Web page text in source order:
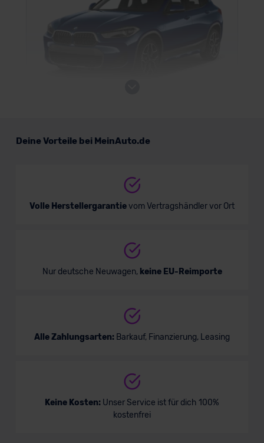
SUV/Geländewagen
Deine Vorteile bei MeinAuto.de
Volle Herstellergarantievom Vertragshändler vor Ort
Nur deutsche Neuwagen, keine EU-Reimporte
Alle Zahlungsarten: Barkauf, Finanzierung, Leasing
Keine Kosten: Unser Service ist für dich 100%
kostenfrei